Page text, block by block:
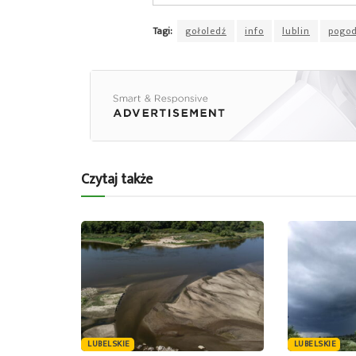
Tagi: gołoledź info lublin
Czytaj także
LUBELSKIE LUBELSKIE